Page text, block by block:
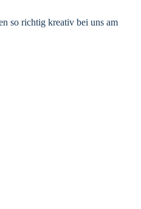
so richtig kreativ bei uns am